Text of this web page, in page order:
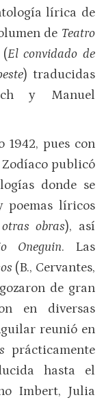
lírica de
de Teatro
(El convidado de
) traducidas
y Manuel
1942, pues con
publicó
donde se
poemas líricos
obras), así
Oneguin. Las
(B., Cervantes,
de gran
en diversas
reunió en
prácticamente
hasta el
Imbert, Julia